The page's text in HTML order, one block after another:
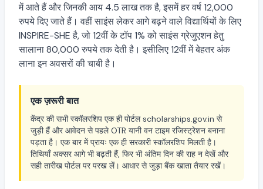
में आते हैं और जिनकी आय 4.5 लाख तक है, इसमें हर वर्ष 12,000
रुपये दिए जाते हैं। वहीं साइंस लेकर आगे बढ़ने वाले विद्यार्थियों के लिए
INSPIRE-SHE है, जो 12वीं के टॉप 1% को साइंस ग्रेजुएशन हेतु
सालाना 80,000 रुपये तक देती है। इसीलिए 12वीं में बेहतर अंक
लाना इन अवसरों की चाबी है।
एक ज़रूरी बात
केंद्र की सभी स्कॉलरशिप एक ही पोर्टल scholarships.gov.in से
जुड़ी हैं और आवेदन से पहले OTR यानी वन टाइम रजिस्ट्रेशन बनाना
पड़ता है। एक बार में प्रायः एक ही सरकारी स्कॉलरशिप मिलती है।
तिथियाँ अक्सर आगे भी बढ़ती हैं, फिर भी अंतिम दिन की राह न देखें और
सही तारीख पोर्टल पर परख लें। आधार से जुड़ा बैंक खाता तैयार रखें।